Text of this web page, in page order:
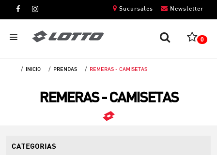
Newsletter
Sucursales
0
INICIO PRENDAS REMERAS - CAMISETAS
REMERAS - CAMISETAS
CATEGORIAS